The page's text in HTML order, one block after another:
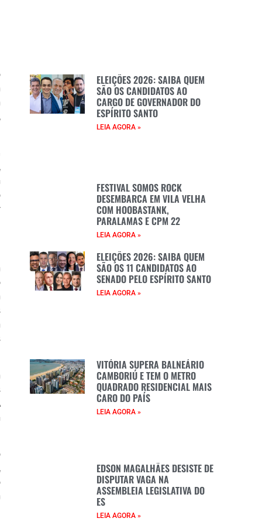
ELEIÇÕES 2026: SAIBA QUEM
SÃO OS CANDIDATOS AO
CARGO DE GOVERNADOR DO
ESPÍRITO SANTO
LEIA AGORA »
FESTIVAL SOMOS ROCK
DESEMBARCA EM VILA VELHA
COM HOOBASTANK,
PARALAMAS E CPM 22
LEIA AGORA »
ELEIÇÕES 2026: SAIBA QUEM
SÃO OS 11 CANDIDATOS AO
SENADO PELO ESPÍRITO SANTO
LEIA AGORA »
VITÓRIA SUPERA BALNEÁRIO
CAMBORIÚ E TEM O METRO
QUADRADO RESIDENCIAL MAIS
CARO DO PAÍS
LEIA AGORA »
EDSON MAGALHÃES DESISTE DE
DISPUTAR VAGA NA
ASSEMBLEIA LEGISLATIVA DO
ES
LEIA AGORA »